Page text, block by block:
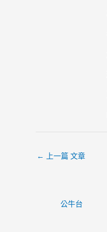
← 上一篇 文章
公牛台